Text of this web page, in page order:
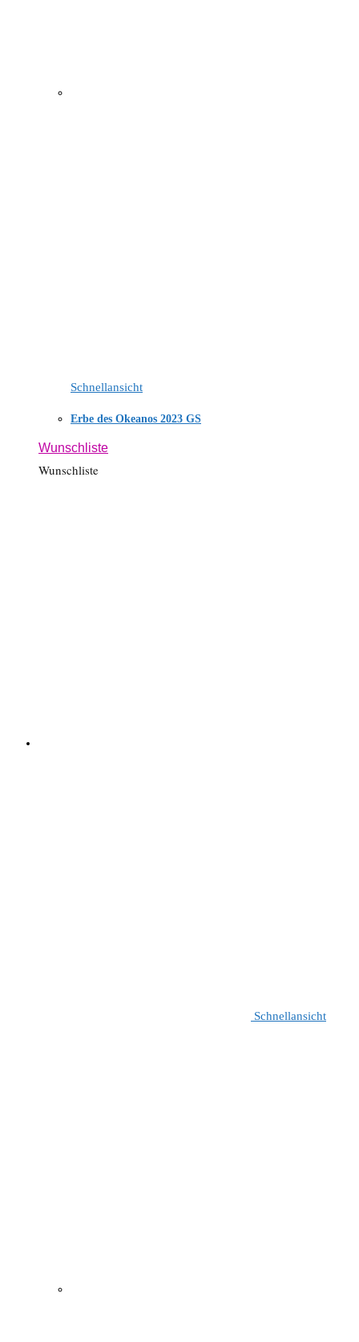
Schnellansicht
Erbe des Okeanos 2023 GS
Wunschliste
Wunschliste
Schnellansicht